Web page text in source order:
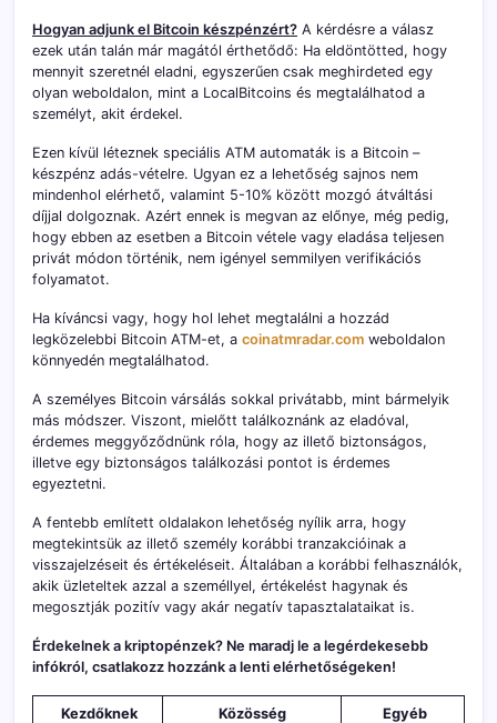
Hogyan adjunk el Bitcoin készpénzért? A kérdésre a válasz
ezek után talán már magától érthetődő: Ha eldöntötted, hogy
mennyit szeretnél eladni, egyszerűen csak meghirdeted egy
olyan weboldalon, mint a LocalBitcoins és megtalálhatod a
személyt, akit érdekel.
Ezen kívül léteznek speciális ATM automaták is a Bitcoin –
készpénz adás-vételre. Ugyan ez a lehetőség sajnos nem
mindenhol elérhető, valamint 5-10% között mozgó átváltási
díjjal dolgoznak. Azért ennek is megvan az előnye, még pedig,
hogy ebben az esetben a Bitcoin vétele vagy eladása teljesen
privát módon történik, nem igényel semmilyen verifikációs
folyamatot.
Ha kíváncsi vagy, hogy hol lehet megtalálni a hozzád
legközelebbi Bitcoin ATM-et, a coinatmradar.com weboldalon
könnyedén megtalálhatod.
A személyes Bitcoin vársálás sokkal privátabb, mint bármelyik
más módszer. Viszont, mielőtt találkoznánk az eladóval,
érdemes meggyőződnünk róla, hogy az illető biztonságos,
illetve egy biztonságos találkozási pontot is érdemes
egyeztetni.
A fentebb említett oldalakon lehetőség nyílik arra, hogy
megtekintsük az illető személy korábbi tranzakcióinak a
visszajelzéseit és értékeléseit. Általában a korábbi felhasználók,
akik üzleteltek azzal a személlyel, értékelést hagynak és
megosztják pozitív vagy akár negatív tapasztalataikat is.
Érdekelnek a kriptopénzek? Ne maradj le a legérdekesebb
infókról, csatlakozz hozzánk a lenti elérhetőségeken!
Kezdőknek Közösség Egyéb